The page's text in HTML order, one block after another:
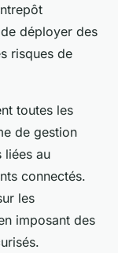
déployer des
risques de
toutes les
de gestion
liées au
connectés.
les
imposant des